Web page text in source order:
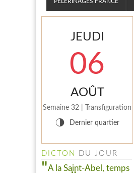
JEUDI
06
AOÛT
Semaine 32 | Transfiguration
T Dernier quartier
DICTON DU JOUR
A la Saint-Abel, temps
Le PELINFO N° 109 du 1
consulter à la rubrique "LE
PELINFO"...